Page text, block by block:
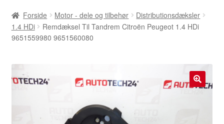
Betalinger
Klage
Forside Motor - dele og tilbehør
Distributionsdæksler
1.4 HDi
Remdæksel Til Tandrem Citroën Peugeot 1.4 HDi
9651559980 9651560080